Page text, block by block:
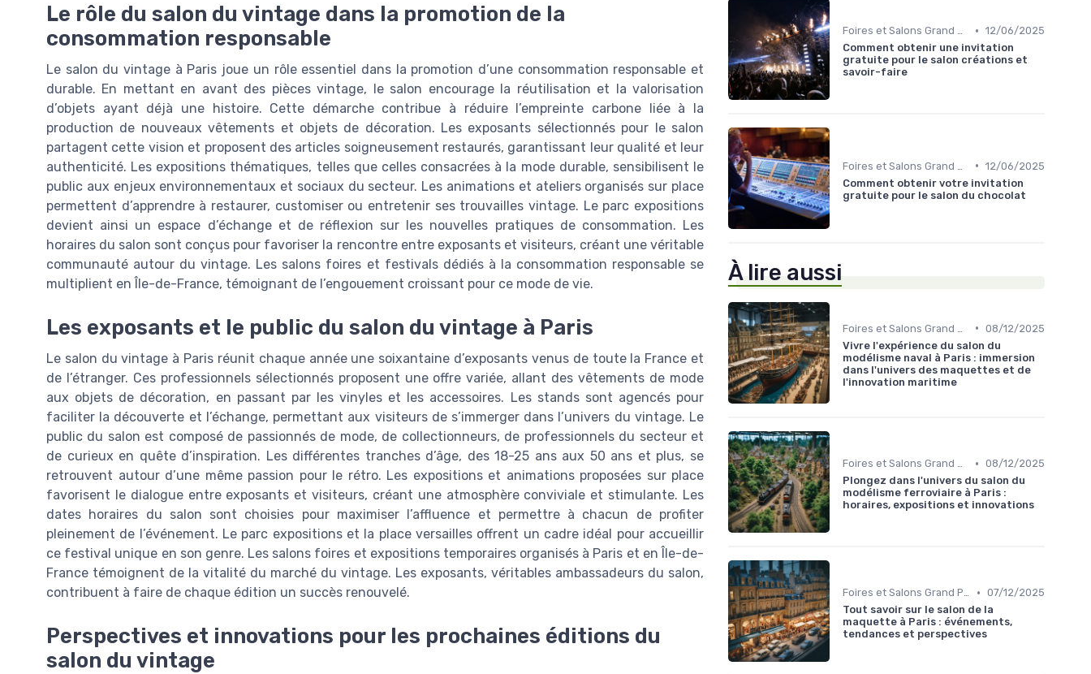
Le rôle du salon du vintage dans la promotion de la
consommation responsable
Le salon du vintage à Paris joue un rôle essentiel dans la promotion d’une consommation responsable et
durable. En mettant en avant des pièces vintage, le salon encourage la réutilisation et la valorisation
d’objets ayant déjà une histoire. Cette démarche contribue à réduire l’empreinte carbone liée à la
production de nouveaux vêtements et objets de décoration. Les exposants sélectionnés pour le salon
partagent cette vision et proposent des articles soigneusement restaurés, garantissant leur qualité et leur
authenticité. Les expositions thématiques, telles que celles consacrées à la mode durable, sensibilisent le
public aux enjeux environnementaux et sociaux du secteur. Les animations et ateliers organisés sur place
permettent d’apprendre à restaurer, customiser ou entretenir ses trouvailles vintage. Le parc expositions
devient ainsi un espace d’échange et de réflexion sur les nouvelles pratiques de consommation. Les
horaires du salon sont conçus pour favoriser la rencontre entre exposants et visiteurs, créant une véritable
communauté autour du vintage. Les salons foires et festivals dédiés à la consommation responsable se
multiplient en Île-de-France, témoignant de l’engouement croissant pour ce mode de vie.
Les exposants et le public du salon du vintage à Paris
Le salon du vintage à Paris réunit chaque année une soixantaine d’exposants venus de toute la France et
de l’étranger. Ces professionnels sélectionnés proposent une offre variée, allant des vêtements de mode
aux objets de décoration, en passant par les vinyles et les accessoires. Les stands sont agencés pour
faciliter la découverte et l’échange, permettant aux visiteurs de s’immerger dans l’univers du vintage. Le
public du salon est composé de passionnés de mode, de collectionneurs, de professionnels du secteur et
de curieux en quête d’inspiration. Les différentes tranches d’âge, des 18-25 ans aux 50 ans et plus, se
retrouvent autour d’une même passion pour le rétro. Les expositions et animations proposées sur place
favorisent le dialogue entre exposants et visiteurs, créant une atmosphère conviviale et stimulante. Les
dates horaires du salon sont choisies pour maximiser l’affluence et permettre à chacun de profiter
pleinement de l’événement. Le parc expositions et la place versailles offrent un cadre idéal pour accueillir
ce festival unique en son genre. Les salons foires et expositions temporaires organisés à Paris et en Île-de-
France témoignent de la vitalité du marché du vintage. Les exposants, véritables ambassadeurs du salon,
contribuent à faire de chaque édition un succès renouvelé.
Perspectives et innovations pour les prochaines éditions du
salon du vintage
Foires et Salons Grand Public • 12/06/2025
Comment obtenir une invitation
gratuite pour le salon créations et
savoir-faire
• 12/06/2025
Comment obtenir votre invitation
gratuite pour le salon du chocolat
À lire aussi
• 08/12/2025
Vivre l'expérience du salon du
modélisme naval à Paris : immersion
dans l'univers des maquettes et de
l'innovation maritime
Foires et Salons Grand Public • 08/12/2025
Plongez dans l'univers du salon du
modélisme ferroviaire à Paris :
horaires, expositions et innovations
Foires et Salons Grand Public • 07/12/2025
Tout savoir sur le salon de la
maquette à Paris : événements,
tendances et perspectives